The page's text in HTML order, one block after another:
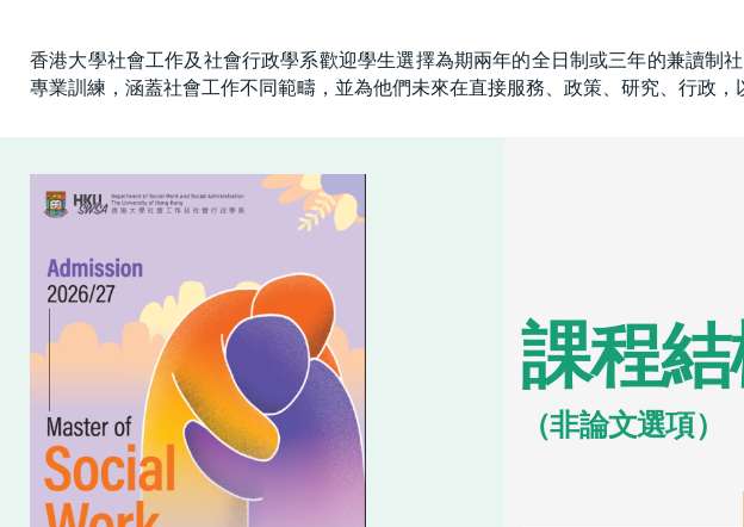
香港大學社會工作及社會行政學系歡迎學生選擇為期兩年的全日制或三年的兼讀
專業訓練，涵蓋社會工作不同範疇，並為他們未來在直接服務、政策、研究、行政
課程
（非論文選項）